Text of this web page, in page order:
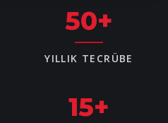
50+
YILLIK TECRÜBE
15+